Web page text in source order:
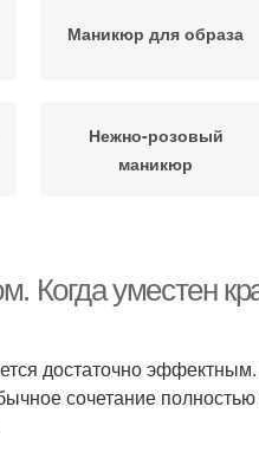
Маникюр для образа
Нежно-розовый
маникюр
Идеи для черно-
розового маникюра
Когда уместен
достаточно
сочетание